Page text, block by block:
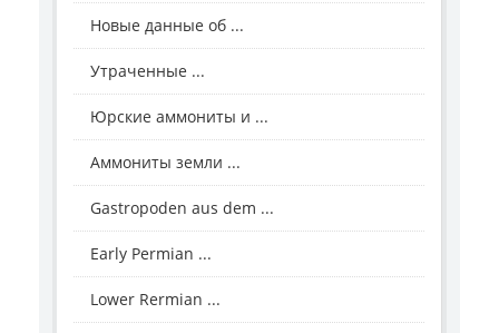
Новые данные об ...
Утраченные ...
Юрские аммониты и ...
Аммониты земли ...
Gastropoden aus dem ...
Early Permian ...
Lower Rermian ...